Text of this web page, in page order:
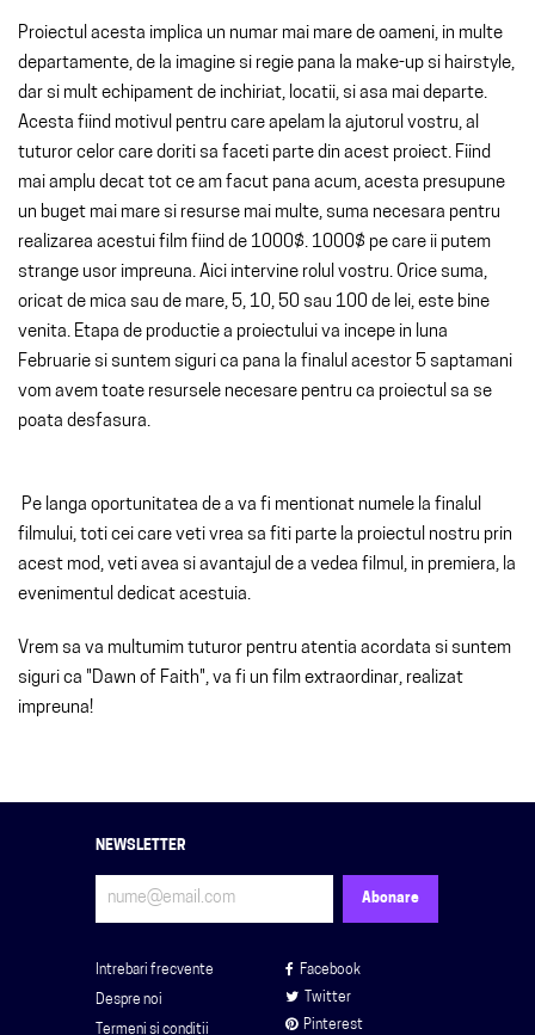
Proiectul acesta implica un numar mai mare de oameni, in multe
departamente, de la imagine si regie pana la make-up si hairstyle,
dar si mult echipament de inchiriat, locatii, si asa mai departe.
Acesta fiind motivul pentru care apelam la ajutorul vostru, al
tuturor celor care doriti sa faceti parte din acest proiect. Fiind
mai amplu decat tot ce am facut pana acum, acesta presupune
un buget mai mare si resurse mai multe, suma necesara pentru
realizarea acestui film fiind de 1000$. 1000$ pe care ii putem
strange usor impreuna. Aici intervine rolul vostru. Orice suma,
oricat de mica sau de mare, 5, 10, 50 sau 100 de lei, este bine
venita. Etapa de productie a proiectului va incepe in luna
Februarie si suntem siguri ca pana la finalul acestor 5 saptamani
vom avem toate resursele necesare pentru ca proiectul sa se
poata desfasura.
Pe langa oportunitatea de a va fi mentionat numele la finalul
filmului, toti cei care veti vrea sa fiti parte la proiectul nostru prin
acest mod, veti avea si avantajul de a vedea filmul, in premiera, la
evenimentul dedicat acestuia.
Vrem sa va multumim tuturor pentru atentia acordata si suntem
siguri ca "Dawn of Faith", va fi un film extraordinar, realizat
impreuna!
NEWSLETTER
Intrebari frecvente
Despre noi
Termeni si conditii
Facebook
Twitter
Pinterest